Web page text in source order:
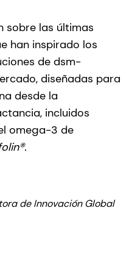
sobre las últimas
han inspirado los
de dsm-
diseñadas para
desde la
incluidos
omega-3 de
de Innovación Global